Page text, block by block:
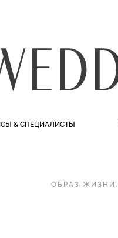
& СПЕЦИАЛИСТЫ
ОБРАЗ ЖИЗНИ .